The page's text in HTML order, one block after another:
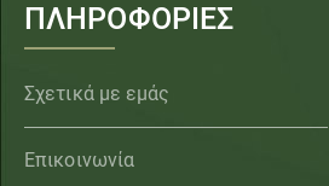
ΠΛΗΡΟΦΟΡΙΕΣ
Σχετικά με εμάς
Επικοινωνία